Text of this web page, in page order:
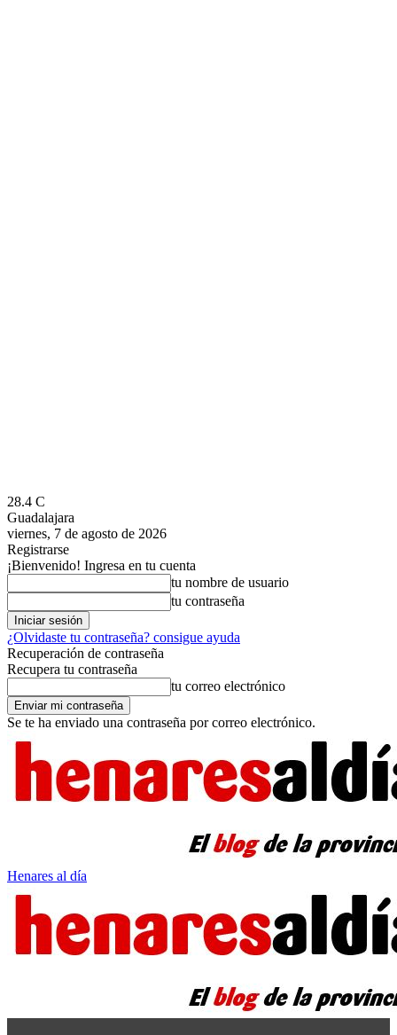
28.4 C
Guadalajara
viernes, 7 de agosto de 2026
Registrarse
¡Bienvenido! Ingresa en tu cuenta
tu nombre de usuario
tu contraseña
¿Olvidaste tu contraseña? consigue ayuda
Recuperación de contraseña
Recupera tu contraseña
tu correo electrónico
Se te ha enviado una contraseña por correo electrónico.
Henares al día